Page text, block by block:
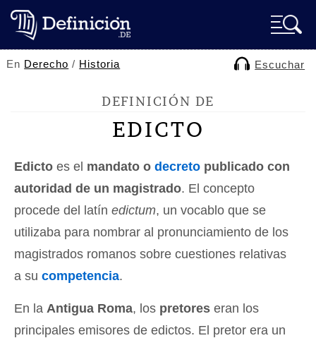
En Derecho / Historia Escuchar
DEFINICIÓN DE
EDICTO
Edicto es el mandato o decreto publicado con
autoridad de un magistrado. El concepto
procede del latín edictum, un vocablo que se
utilizaba para nombrar al pronunciamiento de los
magistrados romanos sobre cuestiones relativas
a su competencia.
En la Antigua Roma, los pretores eran los
principales emisores de edictos. El pretor era un